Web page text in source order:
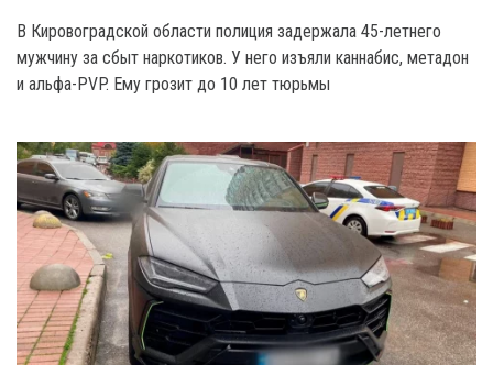
В Кировоградской области полиция задержала 45-летнего
мужчину за сбыт наркотиков. У него изъяли каннабис, метадон
и альфа-PVP. Ему грозит до 10 лет тюрьмы